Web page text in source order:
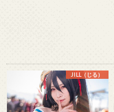
JILL（じる）